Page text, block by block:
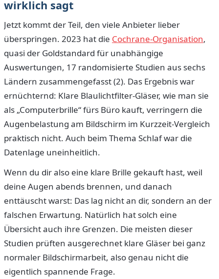
wirklich sagt
Jetzt kommt der Teil, den viele Anbieter lieber
überspringen. 2023 hat die Cochrane-Organisation,
quasi der Goldstandard für unabhängige
Auswertungen, 17 randomisierte Studien aus sechs
Ländern zusammengefasst (2). Das Ergebnis war
ernüchternd: Klare Blaulichtfilter-Gläser, wie man sie
als „Computerbrille“ fürs Büro kauft, verringern die
Augenbelastung am Bildschirm im Kurzzeit-Vergleich
praktisch nicht. Auch beim Thema Schlaf war die
Datenlage uneinheitlich.
Wenn du dir also eine klare Brille gekauft hast, weil
deine Augen abends brennen, und danach
enttäuscht warst: Das lag nicht an dir, sondern an der
falschen Erwartung. Natürlich hat solch eine
Übersicht auch ihre Grenzen. Die meisten dieser
Studien prüften ausgerechnet klare Gläser bei ganz
normaler Bildschirmarbeit, also genau nicht die
eigentlich spannende Frage.